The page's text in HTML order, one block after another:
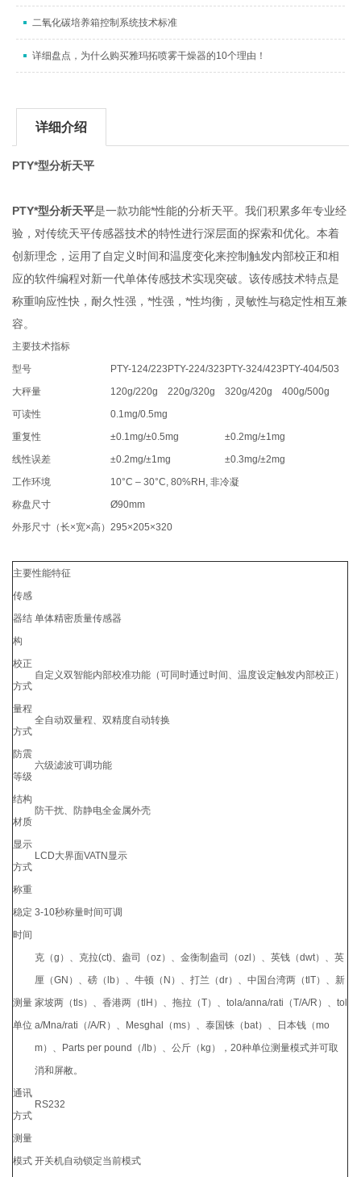
二氧化碳培养箱控制系统技术标准
详细盘点，为什么购买雅玛拓喷雾干燥器的10个理由！
详细介绍
PTY*型分析天平
PTY*型分析天平是一款功能*性能的分析天平。我们积累多年专业经
验，对传统天平传感器技术的特性进行深层面的探索和优化。本着
创新理念，运用了自定义时间和温度变化来控制触发内部校正和相
应的软件编程对新一代单体传感技术实现突破。该传感技术特点是
称重响应性快，耐久性强，*性强，*性均衡，灵敏性与稳定性相互兼
容。
主要技术指标
型号
PTY-124/223 PTY-224/323 PTY-324/423 PTY-404/503
大秤量
120g/220g 220g/320g 320g/420g
400g/500g
可读性
0.1mg/0.5mg
重复性
±0.1mg/±0.5mg
±0.2mg/±1mg
线性误差
±0.2mg/±1mg
±0.3mg/±2mg
工作环境
10°C – 30°C, 80%RH, 非冷凝
称盘尺寸
Ø90mm
外形尺寸（长×宽×高）295×205×320
主要性能特征
传感
器结
构
单体精密质量传感器
校正
方式
自定义双智能内部校准功能（可同时通过时间、温度设定触发内部校正）
量程
方式
全自动双量程、双精度自动转换
防震
等级
六级滤波可调功能
结构
材质
防干扰、防静电全金属外壳
显示
方式
LCD大界面VATN显示
称重
稳定
时间
3-10秒称量时间可调
测量
单位
克（g）、克拉(ct)、盎司（oz）、金衡制盎司（ozl）、英钱（dwt）、英
厘（GN）、磅（lb）、牛顿（N）、打兰（dr）、中国台湾两（tlT）、新
家坡两（tls）、香港两（tlH）、拖拉（T）、tola/anna/rati（T/A/R）、tol
a/Mna/rati（/A/R）、Mesghal（ms）、泰国铢（bat）、日本钱（mo
m）、Parts per pound（/lb）、公斤（kg），20种单位测量模式并可取
消和屏敝。
通讯
方式
RS232
测量
模式 开关机自动锁定当前模式